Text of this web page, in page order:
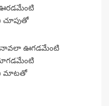
చూపుతో
నావలా ఊగడమేంటి
మాటతో